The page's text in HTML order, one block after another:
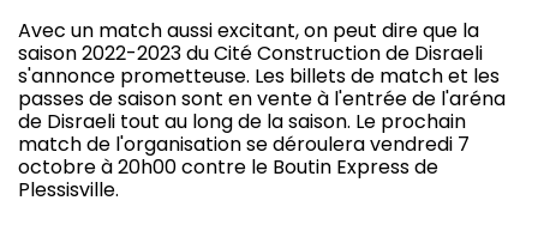
Avec un match aussi excitant, on peut dire que la
saison 2022-2023 du Cité Construction de Disraeli
s'annonce prometteuse. Les billets de match et les
passes de saison sont en vente à l'entrée de l'aréna
de Disraeli tout au long de la saison. Le prochain
match de l'organisation se déroulera vendredi 7
octobre à 20h00 contre le Boutin Express de
Plessisville.